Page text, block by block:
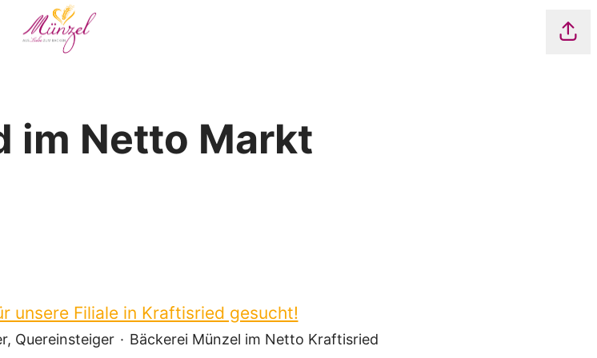
im Netto Markt
unsere Filiale in Kraftisried gesucht!
Quereinsteiger · Bäckerei Münzel im Netto Kraftisried